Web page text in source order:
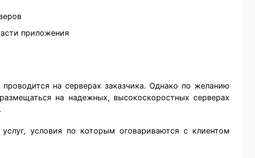
приложения
на серверах заказчика. Однако по желанию
на надежных, высокоскоростных серверах
условия по которым оговариваются с клиентом